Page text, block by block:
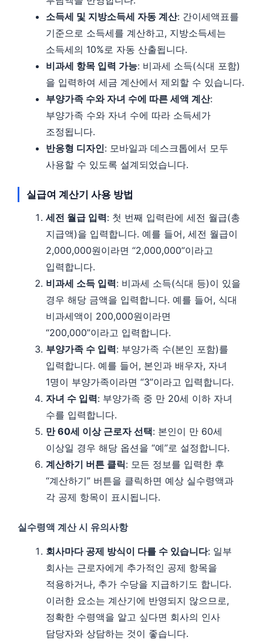
소득세 및 지방소득세 자동 계산: 간이세액표를
기준으로 소득세를 계산하고, 지방소득세는
소득세의 10%로 자동 산출됩니다.
비과세 항목 입력 가능: 비과세 소득(식대 포함)
을 입력하여 세금 계산에서 제외할 수 있습니다.
부양가족 수와 자녀 수에 따른 세액 계산:
부양가족 수와 자녀 수에 따라 소득세가
조정됩니다.
반응형 디자인: 모바일과 데스크톱에서 모두
사용할 수 있도록 설계되었습니다.
실급여 계산기 사용 방법
세전 월급 입력: 첫 번째 입력란에 세전 월급(총
지급액)을 입력합니다. 예를 들어, 세전 월급이
2,000,000원이라면 “2,000,000”이라고
입력합니다.
비과세 소득 입력: 비과세 소득(식대 등)이 있을
경우 해당 금액을 입력합니다. 예를 들어, 식대
비과세액이 200,000원이라면
“200,000”이라고 입력합니다.
부양가족 수 입력: 부양가족 수(본인 포함)를
입력합니다. 예를 들어, 본인과 배우자, 자녀
1명이 부양가족이라면 “3”이라고 입력합니다.
자녀 수 입력: 부양가족 중 만 20세 이하 자녀
수를 입력합니다.
만 60세 이상 근로자 선택: 본인이 만 60세
이상일 경우 해당 옵션을 “예”로 설정합니다.
계산하기 버튼 클릭: 모든 정보를 입력한 후
“계산하기” 버튼을 클릭하면 예상 실수령액과
각 공제 항목이 표시됩니다.
실수령액 계산 시 유의사항
회사마다 공제 방식이 다를 수 있습니다: 일부
회사는 근로자에게 추가적인 공제 항목을
적용하거나, 추가 수당을 지급하기도 합니다.
이러한 요소는 계산기에 반영되지 않으므로,
정확한 수령액을 알고 싶다면 회사의 인사
담당자와 상담하는 것이 좋습니다.